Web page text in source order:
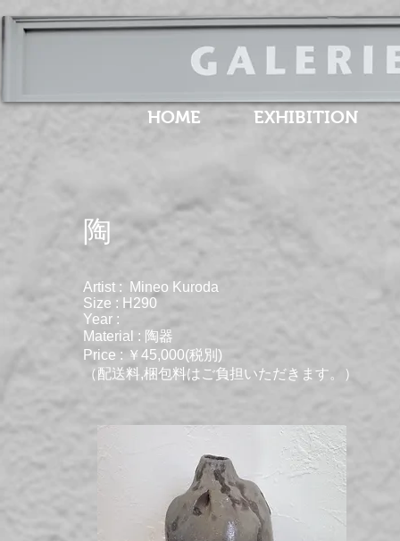
HOME EXHIBITION
​陶
Artist : Mineo Kuroda
Size : H290
Year :
Material : 陶器
Price : ￥45,000(税別)
（配送料,梱包料はご負担いただきます。）